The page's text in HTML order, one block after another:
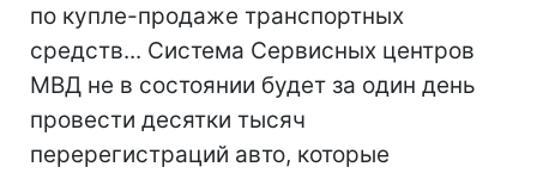
по купле-продаже транспортных
средств... Система Сервисных центров
МВД не в состоянии будет за один день
провести десятки тысяч
перерегистраций авто, которые